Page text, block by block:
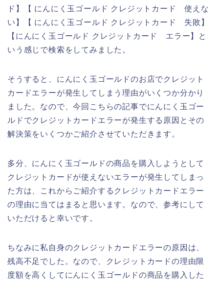
ド】【 にんにく玉ゴールド クレジットカード 使えな
い】【 にんにく玉ゴールド クレジットカード 失敗】
【にんにく玉ゴールド クレジットカード エラー】と
いう感じで検索をしてみました。
そうすると、にんにく玉ゴールドのお店でクレジット
カードエラーが発生してしまう理由がいくつか分かり
ました。なので、今回こちらの記事でにんにく玉ゴー
ルドでクレジットカードエラーが発生する原因とその
解決策をいくつかご紹介させていただきます。
多分、にんにく玉ゴールドの商品を購入しようとして
クレジットカードが使えないエラーが発生してしまっ
た方は、これからご紹介するクレジットカードエラー
の理由に当てはまると思います。なので、参考にして
いただけると幸いです。
ちなみに私自身のクレジットカードエラーの原因は、
残高不足でした。なので、クレジットカードの理由限
度額を高くしてにんにく玉ゴールドの商品を購入した